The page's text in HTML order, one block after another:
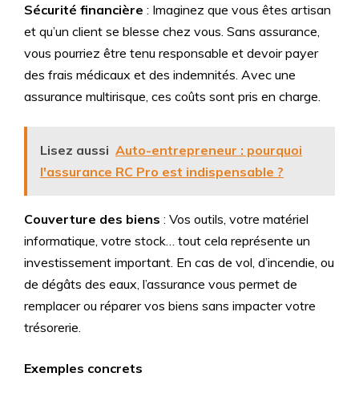
Sécurité financière : Imaginez que vous êtes artisan
et qu’un client se blesse chez vous. Sans assurance,
vous pourriez être tenu responsable et devoir payer
des frais médicaux et des indemnités. Avec une
assurance multirisque, ces coûts sont pris en charge.
Lisez aussi Auto-entrepreneur : pourquoi
l'assurance RC Pro est indispensable ?
Couverture des biens : Vos outils, votre matériel
informatique, votre stock… tout cela représente un
investissement important. En cas de vol, d’incendie, ou
de dégâts des eaux, l’assurance vous permet de
remplacer ou réparer vos biens sans impacter votre
trésorerie.
Exemples concrets